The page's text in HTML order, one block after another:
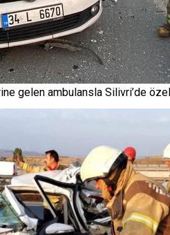
gelen ambulansla Silivri’de özel